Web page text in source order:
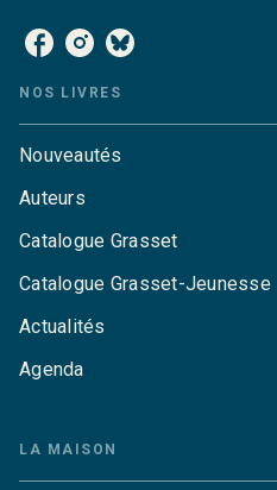
NOS LIVRES
Nouveautés
Auteurs
Catalogue Grasset
Catalogue Grasset-Jeunesse
Actualités
Agenda
LA MAISON